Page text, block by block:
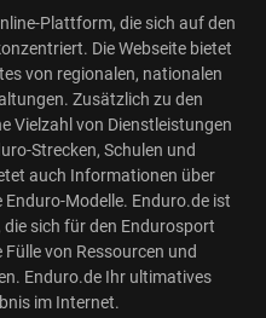
Plattform, die sich auf den
Die Webseite bietet
von regionalen, nationalen
Zusätzlich zu den
Vielzahl von Dienstleistungen
Strecken, Schulen und
auch Informationen über
Enduro-Modelle. Enduro.de ist
die sich für den Endurosport
von Ressourcen und
Enduro.de Ihr ultimatives
im Internet.